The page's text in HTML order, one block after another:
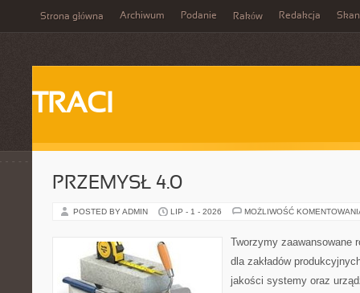
Strona główna Archiwum Podanie Raków Redakcja
TRACI
PRZEMYSŁ 4.0
POSTED BY ADMIN LIP - 1 - 2026 MOŻLIWOŚĆ
Tworzymy zaawansowane
dla zakładów
jakości systemy oraz